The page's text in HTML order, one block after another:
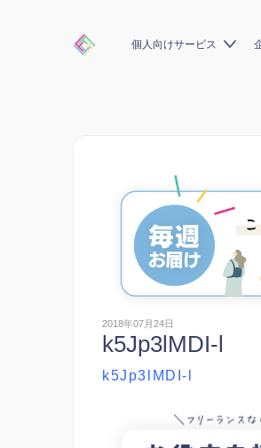
個人向けサービス
2018年07月24日
k5Jp3lMDI-l
k5Jp3lMDI-l